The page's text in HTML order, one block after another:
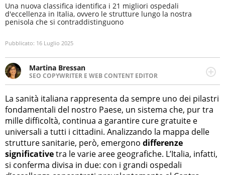
Una nuova classifica identifica i 21 migliori ospedali
d'eccellenza in Italia, ovvero le strutture lungo la nostra
penisola che si contraddistinguono
Pubblicato: 16 Luglio 2025
Martina Bressan
SEO COPYWRITER E WEB CONTENT EDITOR
Appassionata di viaggi, di trail running e di yoga, ama
scoprire nuovi posti e nuove culture. Curiosa,
determinata e intraprendente adora leggere ma
soprattutto scrivere.
La sanità italiana rappresenta da sempre uno dei pilastri
fondamentali del nostro Paese, un sistema che, pur tra
mille difficoltà, continua a garantire cure gratuite e
universali a tutti i cittadini. Analizzando la mappa delle
strutture sanitarie, però, emergono differenze
significativetra le varie aree geografiche. L’Italia, infatti,
si conferma divisa in due: con i grandi ospedali